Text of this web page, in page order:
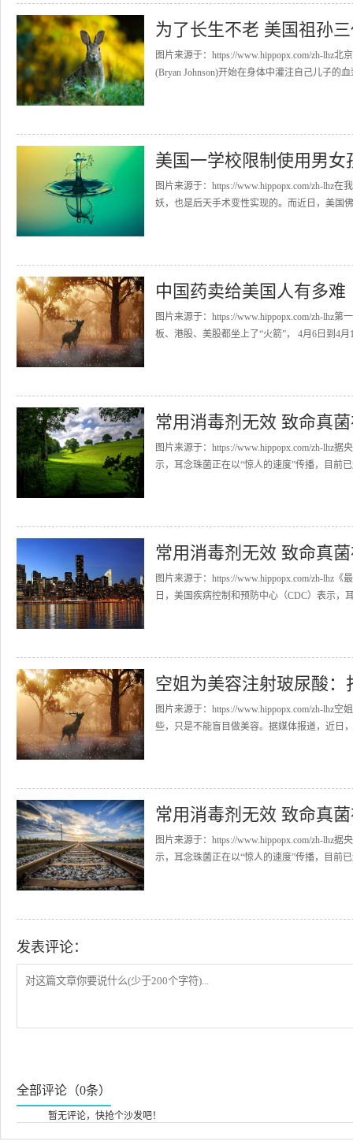
为了长生不老 美国祖孙
图片来源于：https://www.hippopx.com/zh-lhz
(Bryan Johnson)开始在身体中灌注自己儿子的血
美国一学校限制使用男
图片来源于：https://www.hippopx.com/zh-lhz
妖，也是后天手术变性实现的。而近日，美国
中国药卖给美国人有多难
图片来源于：https://www.hippopx.com/zh-lhz
板、港股、美股都坐上了“火箭”， 4月6日到4月
常用消毒剂无效 致命真
图片来源于：https://www.hippopx.com/zh-lhz
示，耳念珠菌正在以“惊人的速度”传播，目前
常用消毒剂无效 致命真
图片来源于：https://www.hippopx.com/zh-lhz
日，美国疾病控制和预防中心（CDC）表示，
空姐为美容注射玻尿酸：
图片来源于：https://www.hippopx.com/zh-lhz
些，只是不能盲目做美容。据媒体报道，近日
常用消毒剂无效 致命真
图片来源于：https://www.hippopx.com/zh-lhz
示，耳念珠菌正在以“惊人的速度”传播，目前
发表评论：
全部评论（0条）
暂无评论，快抢个沙发吧！